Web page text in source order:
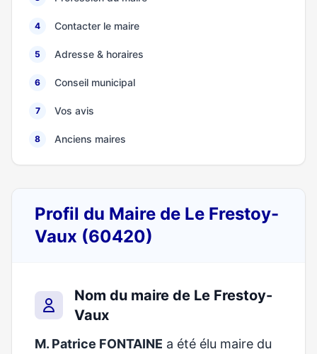
4 Contacter le maire
5 Adresse & horaires
6 Conseil municipal
7 Vos avis
8 Anciens maires
Profil du Maire de Le Frestoy-
Vaux (60420)
Nom du maire de Le Frestoy-
Vaux
M. Patrice FONTAINE a été élu maire du